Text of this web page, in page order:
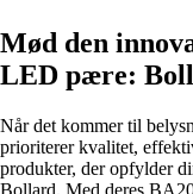
Mød den
LED pære:
Når det kommer til
prioriterer kvalitet,
produkter, der opfylder
Bollard. Med deres